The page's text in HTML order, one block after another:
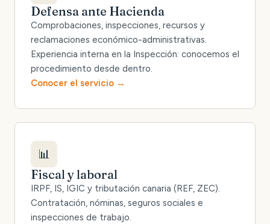
Defensa ante Hacienda
Comprobaciones, inspecciones, recursos y
reclamaciones económico-administrativas.
Experiencia interna en la Inspección: conocemos el
procedimiento desde dentro.
Conocer el servicio
📊
Fiscal y laboral
IRPF, IS, IGIC y tributación canaria (REF, ZEC).
Contratación, nóminas, seguros sociales e
inspecciones de trabajo.